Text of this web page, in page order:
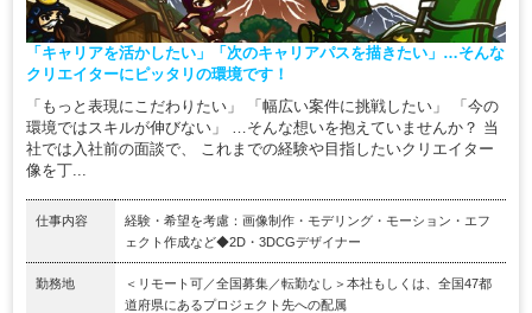
「キャリアを活かしたい」「次のキャリアパスを描きたい」…そんな
クリエイターにピッタリの環境です！
「もっと表現にこだわりたい」 「幅広い案件に挑戦したい」 「今の
環境ではスキルが伸びない」 …そんな想いを抱えていませんか？ 当
社では入社前の面談で、 これまでの経験や目指したいクリエイター
像を丁...
仕事内容
経験・希望を考慮：画像制作・モデリング・モーション・エフ
ェクト作成など◆2D・3DCGデザイナー
勤務地
＜リモート可／全国募集／転勤なし＞本社もしくは、全国47都
道府県にあるプロジェクト先への配属